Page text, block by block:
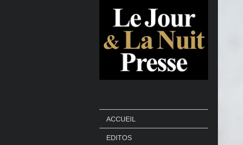
ACCUEIL
EDITOS